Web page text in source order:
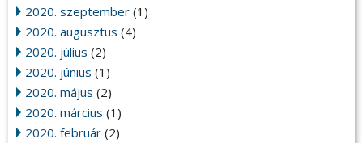
2020. szeptember (1)
2020. augusztus (4)
2020. július (2)
2020. június (1)
2020. május (2)
2020. március (1)
2020. február (2)